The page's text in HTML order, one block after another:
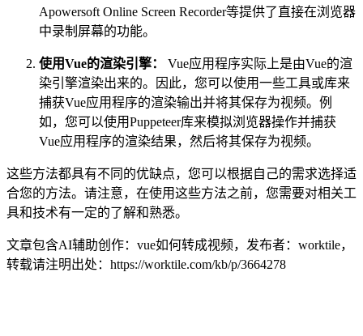
Apowersoft Online Screen Recorder等提供了直接在浏览器
中录制屏幕的功能。
使用Vue的渲染引擎：
Vue应用程序实际上是由Vue的渲
染引擎渲染出来的。因此，您可以使用一些工具或库来
捕获Vue应用程序的渲染输出并将其保存为视频。例
如，您可以使用Puppeteer库来模拟浏览器操作并捕获
Vue应用程序的渲染结果，然后将其保存为视频。
这些方法都具有不同的优缺点，您可以根据自己的需求选择适
合您的方法。请注意，在使用这些方法之前，您需要对相关工
具和技术有一定的了解和熟悉。
文章包含AI辅助创作：vue如何转成视频，发布者：worktile，
转载请注明出处： https://worktile.com/kb/p/3664278